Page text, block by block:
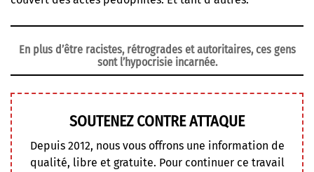
En plus d’être racistes, rétrogrades et autoritaires, ces gens
sont l’hypocrisie incarnée.
SOUTENEZ CONTRE ATTAQUE
Depuis 2012, nous vous offrons une information de
qualité, libre et gratuite. Pour continuer ce travail